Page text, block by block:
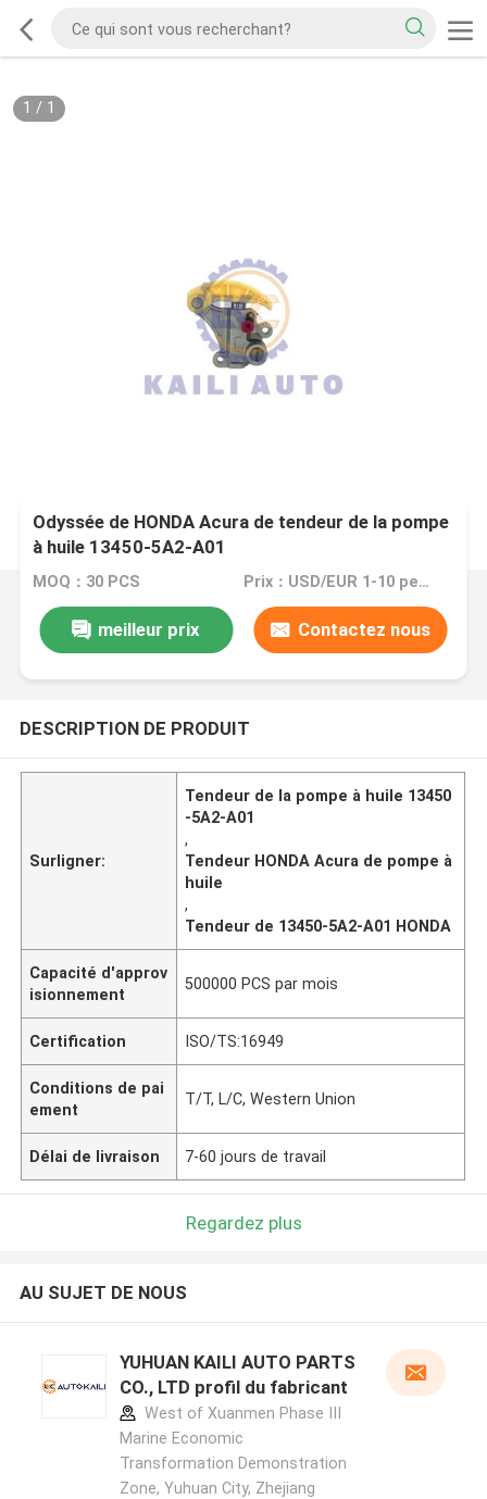
1 / 1
Odyssée de HONDA Acura de tendeur de la pompe
à huile 13450-5A2-A01
MOQ：30 PCS Prix：USD/EUR 1-10 per pcs
meilleur prix Contactez nous
DESCRIPTION DE PRODUIT
Surligner:
Tendeur de la pompe à huile 13450
-5A2-A01
,
Tendeur HONDA Acura de pompe à
huile
,
Tendeur de 13450-5A2-A01 HONDA
Capacité d'approv
isionnement
500000 PCS par mois
Certification ISO/TS:16949
Conditions de pai
ement
T/T, L/C, Western Union
Délai de livraison 7-60 jours de travail
Regardez plus
AU SUJET DE NOUS
YUHUAN KAILI AUTO PARTS
CO., LTD profil du fabricant
West of Xuanmen Phase III
Marine Economic
Transformation Demonstration
Zone, Yuhuan City, Zhejiang